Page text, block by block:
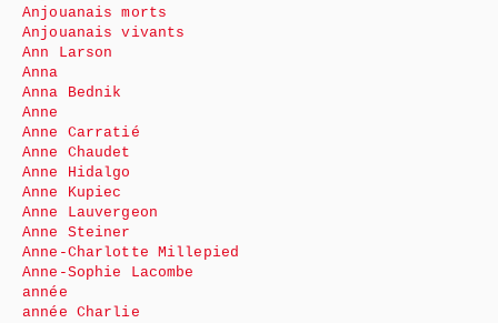
Anjouanais morts
Anjouanais vivants
Ann Larson
Anna
Anna Bednik
Anne
Anne Carratié
Anne Chaudet
Anne Hidalgo
Anne Kupiec
Anne Lauvergeon
Anne Steiner
Anne-Charlotte Millepied
Anne-Sophie Lacombe
année
année Charlie